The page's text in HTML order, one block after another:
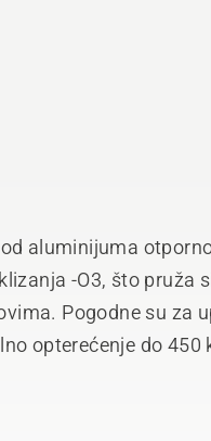
aluminijuma
-O3, što pruža
Pogodne su za
opterećenje do 450